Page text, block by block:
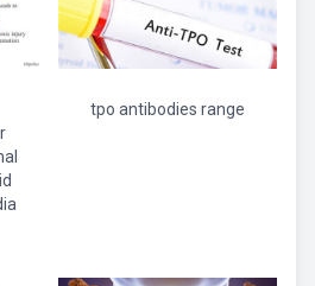
tpo antibodies range